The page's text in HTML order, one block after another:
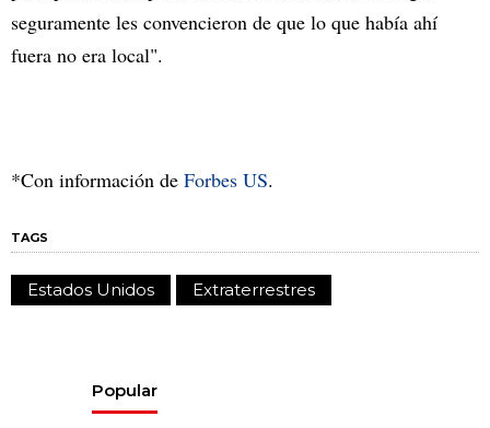
seguramente les convencieron de que lo que había ahí
fuera no era local".
*Con información de Forbes US.
TAGS
Estados Unidos Extraterrestres
Popular